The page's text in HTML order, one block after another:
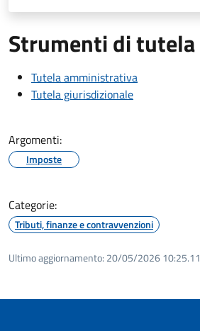
Strumenti di tutela
Tutela amministrativa
Tutela giurisdizionale
Argomenti:
Imposte
Categorie:
Tributi, finanze e contravvenzioni
Ultimo aggiornamento: 20/05/2026 10:25.11